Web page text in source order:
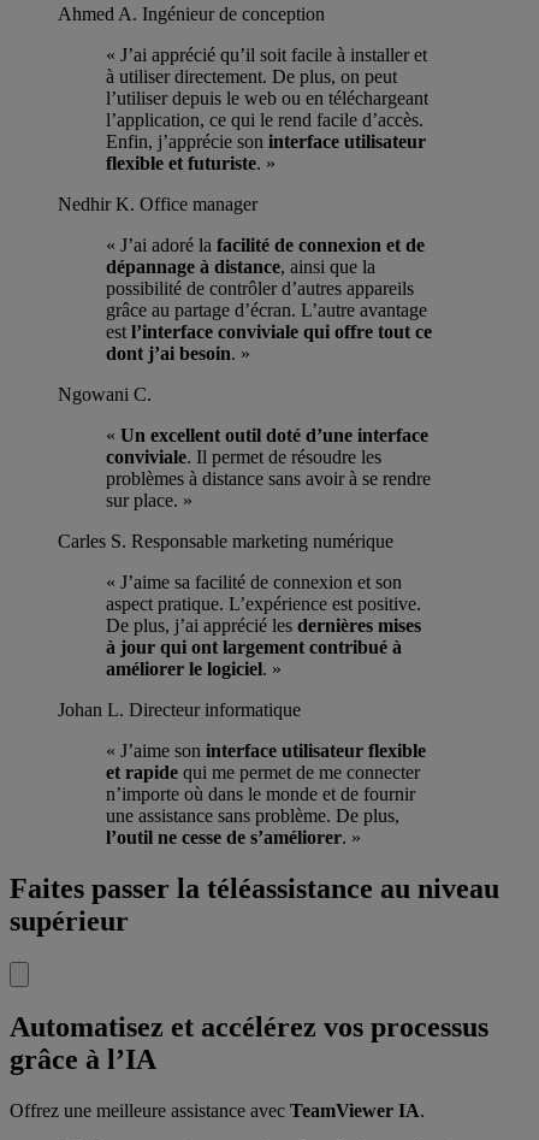
Ahmed A. Ingénieur de conception
« J’ai apprécié qu’il soit facile à installer et
à utiliser directement. De plus, on peut
l’utiliser depuis le web ou en téléchargeant
l’application, ce qui le rend facile d’accès.
Enfin, j’apprécie son interface utilisateur
flexible et futuriste. »
Nedhir K. Office manager
« J’ai adoré la facilité de connexion et de
dépannage à distance, ainsi que la
possibilité de contrôler d’autres appareils
grâce au partage d’écran. L’autre avantage
est l’interface conviviale qui offre tout ce
dont j’ai besoin. »
Ngowani C.
« Un excellent outil doté d’une interface
conviviale. Il permet de résoudre les
problèmes à distance sans avoir à se rendre
sur place. »
Carles S. Responsable marketing numérique
« J’aime sa facilité de connexion et son
aspect pratique. L’expérience est positive.
De plus, j’ai apprécié les dernières mises
à jour qui ont largement contribué à
améliorer le logiciel. »
Johan L. Directeur informatique
« J’aime son interface utilisateur flexible
et rapide qui me permet de me connecter
n’importe où dans le monde et de fournir
une assistance sans problème. De plus,
l’outil ne cesse de s’améliorer. »
Faites passer la téléassistance au niveau
supérieur
Automatisez et accélérez vos processus
grâce à l’IA
Offrez une meilleure assistance avec TeamViewer IA.